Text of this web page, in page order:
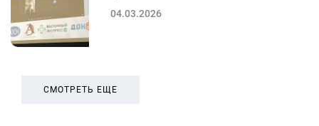
04.03.2026
СМОТРЕТЬ ЕЩЕ